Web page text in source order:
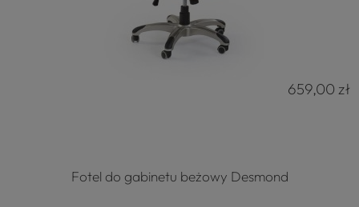
659,00 zł
Fotel do gabinetu beżowy Desmond